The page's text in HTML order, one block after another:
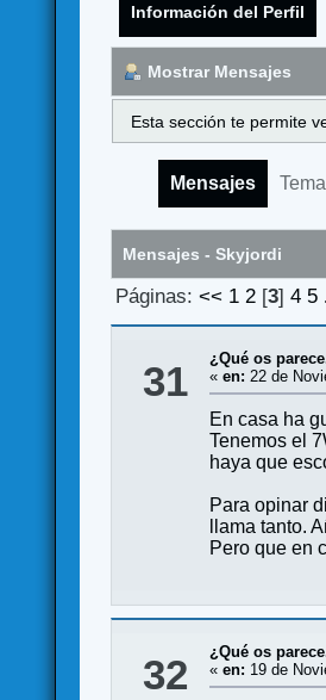
Información del Perfil
Mostrar Mensajes
Esta sección te permite
Mensajes
Mensajes - Skyjordi
Páginas: << 1 2[3] 4 5
31 ¿Qué os
«en: 22 de
En casa ha
Tenemos el
haya que
Para opinar
llama tanto.
Pero que en
32 ¿Qué os
«en: 19 de